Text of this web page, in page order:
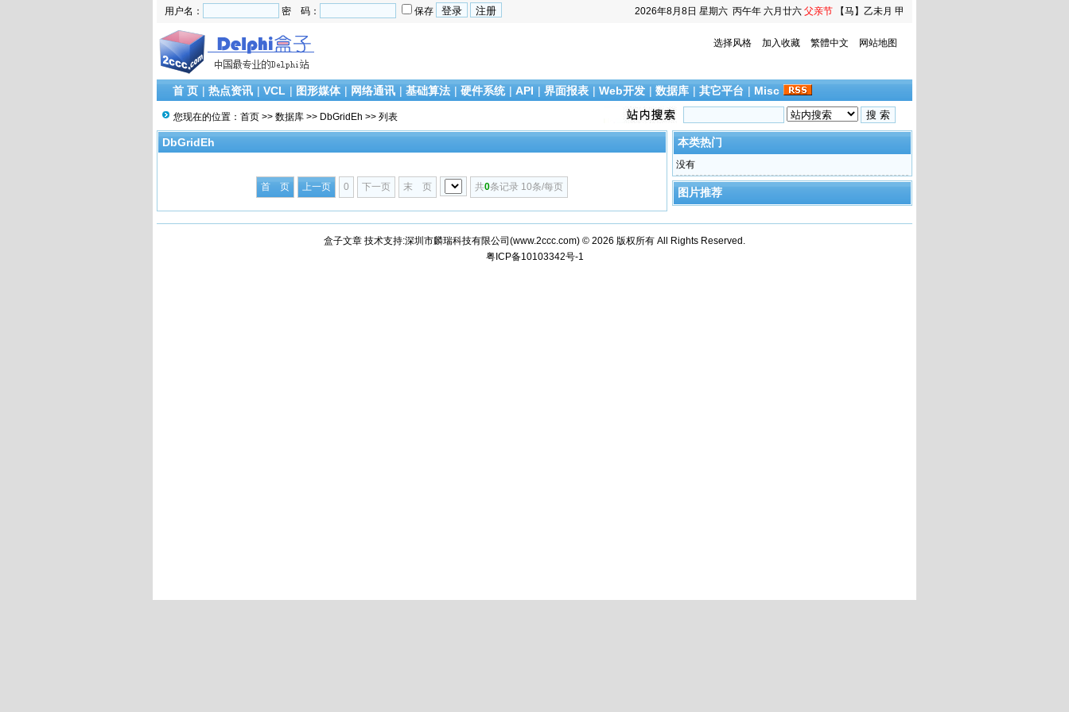
2026年8月8日 星期六 丙午年 六月廿六 父亲节
【马】乙未月 甲
用户名： 密 码： 保存
选择风格 加入收藏 繁體中文 网站地图
首 页 | 热点资讯 | VCL | 图形媒体 | 网络通讯 | 基础算法 | 硬件系统 | API | 界面报表 | Web开发 | 数据库 | 其它平台 | Misc
您现在的位置： 首页 >> 数据库 >> DbGridEh >> 列表
DbGridEh
首 页 上一页 0 下一页 末 页 共0条记录 10条/每页
本类热门
没有
图片推荐
盒子文章 技术支持:深圳市麟瑞科技有限公司(www.2ccc.com) © 2026 版权所有 All Rights Reserved.
粤ICP备10103342号-1